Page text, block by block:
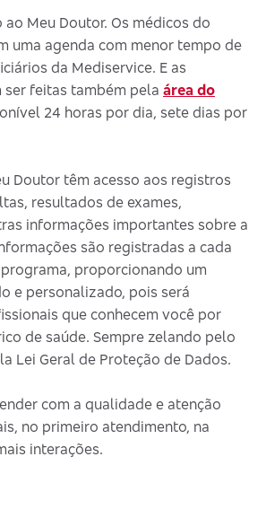
ao Meu Doutor. Os médicos do
uma agenda com menor tempo de
da Mediservice. E as
ser feitas também pela área do
24 horas por dia, sete dias por
Doutor têm acesso aos registros
resultados de exames,
informações importantes sobre a
são registradas a cada
proporcionando um
e personalizado, pois será
que conhecem você por
de saúde. Sempre zelando pelo
Lei Geral de Proteção de Dados.
com a qualidade e atenção
no primeiro atendimento, na
interações.